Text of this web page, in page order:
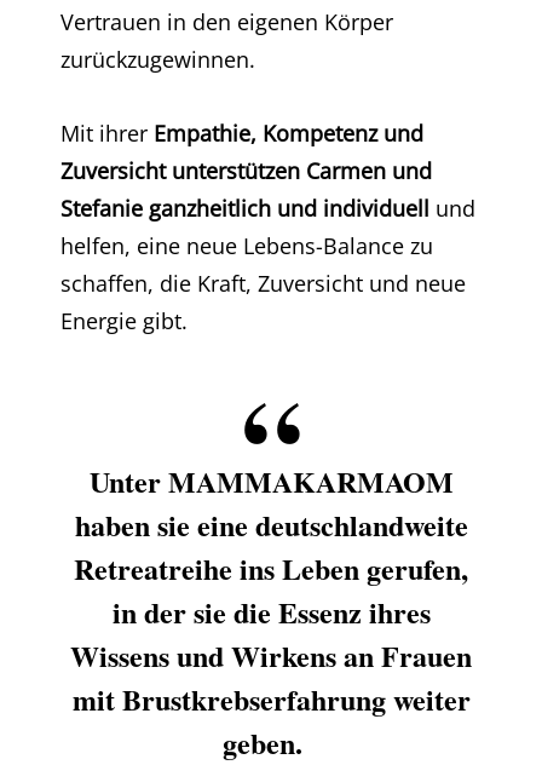
Vertrauen in den eigenen Körper
zurückzugewinnen.
Mit ihrer Empathie, Kompetenz und
Zuversicht unterstützen Carmen und
Stefanie ganzheitlich und individuell und
helfen, eine neue Lebens-Balance zu
schaffen, die Kraft, Zuversicht und neue
Energie gibt.
Unter MAMMAKARMAOM
haben sie eine deutschlandweite
Retreatreihe ins Leben gerufen,
in der sie die Essenz ihres
Wissens und Wirkens an Frauen
mit Brustkrebserfahrung weiter
geben.